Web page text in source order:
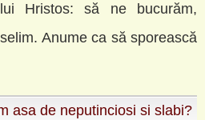
Hristos: să ne bucurăm,
Anume ca să sporească
asa de neputinciosi si slabi?